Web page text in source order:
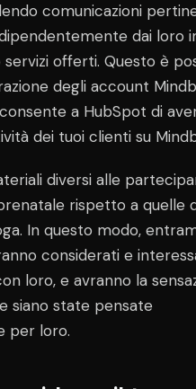
comunicazioni
dai loro
offerti. Questo è
degli account
a HubSpot di
dei tuoi clienti su
diversi alle
rispetto a quelle
In questo modo,
considerati e
loro, e avranno la
siano state pensate
per loro.